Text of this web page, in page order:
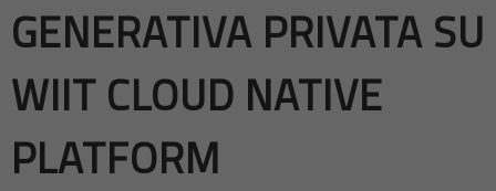
GENERATIVA PRIVATA SU
WIIT CLOUD NATIVE
PLATFORM